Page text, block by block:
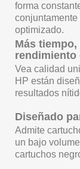
forma
optimizado.
Más
rendimiento
Vea calidad
HP están
resultados
Diseñado
Admite
un bajo
cartuchos